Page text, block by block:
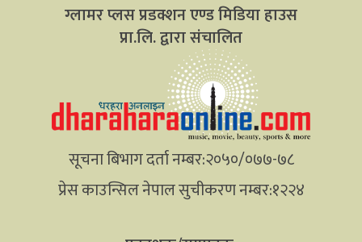
ग्लामर प्लस प्रडक्शन एण्ड मिडिया हाउस
प्रा.लि. द्वारा संचालित
सूचना बिभाग दर्ता नम्बर:२०५०/०७७-७८
प्रेस काउन्सिल नेपाल सुचीकरण नम्बर:१२२४